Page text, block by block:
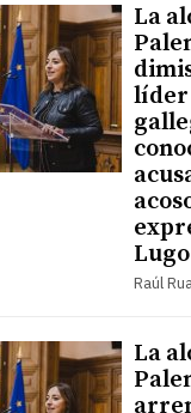
La
líder
Lugo
Raúl
La